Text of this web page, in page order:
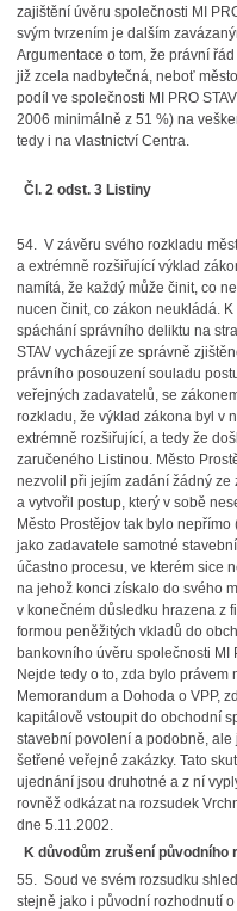
zajištění úvěru společnosti MI
svým tvrzením je dalším
Argumentace o tom, že právní
již zcela nadbytečná, neboť
podíl ve společnosti MI PRO
2006 minimálně z 51 %) na
tedy i na vlastnictví Centra.
Čl. 2 odst. 3 Listiny
54. V závěru svého rozkladu
a extrémně rozšiřující výklad
namítá, že každý může činit, co
nucen činit, co zákon neukládá.
spáchání správního deliktu na
STAV vycházejí ze správně
právního posouzení souladu
veřejných zadavatelů, se
rozkladu, že výklad zákona byl v
extrémně rozšiřující, a tedy že
zaručeného Listinou. Město
nezvolil při jejím zadání žádný
a vytvořil postup, který v sobě
Město Prostějov tak bylo nepřímo
jako zadavatele samotné
účastno procesu, ve kterém sice
na jehož konci získalo do svého
v konečném důsledku hrazena z
formou peněžitých vkladů do
bankovního úvěru společnosti MI
Nejde tedy o to, zda bylo právem
Memorandum a Dohoda o VPP,
kapitálově vstoupit do obchodní
stavební povolení a podobně,
šetřené veřejné zakázky. Tato
ujednání jsou druhotné a z ní
rovněž odkázat na rozsudek
dne 5.11.2002.
K důvodům zrušení původního
55. Soud ve svém rozsudku
stejně jako i původní rozhodnutí